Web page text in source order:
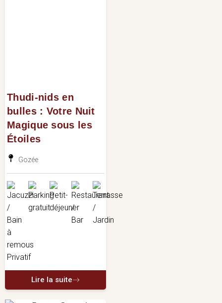
Thudi-nids en
bulles : Votre Nuit
Magique sous les
Étoiles
Gozée
Lire la suite